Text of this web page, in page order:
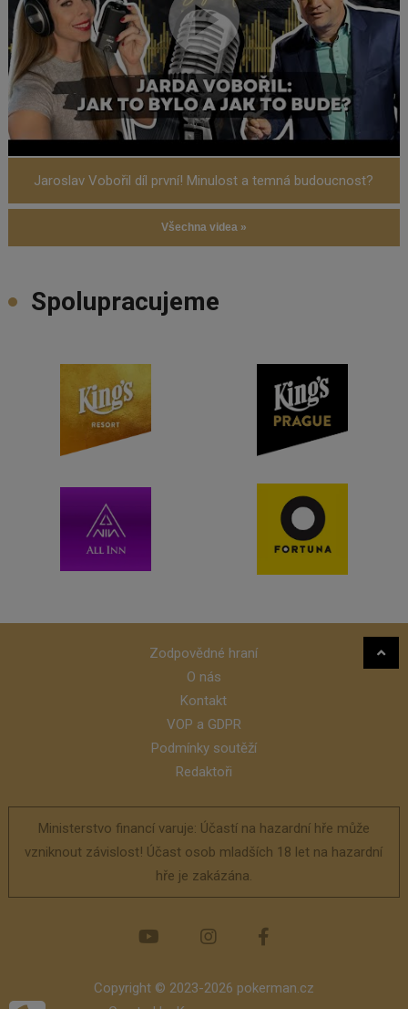
Jaroslav Vobořil díl první! Minulost a temná budoucnost?
Všechna videa »
Spolupracujeme
Zodpovědné hraní
O nás
Kontakt
VOP a GDPR
Podmínky soutěží
Redaktoři
Ministerstvo financí varuje: Účastí na hazardní hře může
vzniknout závislost! Účast osob mladších 18 let na hazardní
hře je zakázána.
Copyright © 2023-2026 pokerman.cz